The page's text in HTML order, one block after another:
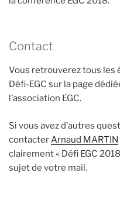
Contact
Vous retrouverez tous les
Défi-EGC sur la page
l’association EGC.
Si vous avez d’autres
contacterArnaud MARTIN
clairement « Défi EGC
sujet de votre mail.